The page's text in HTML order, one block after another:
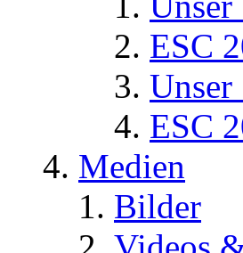
ESC
Unser
ESC
Medien
Bilder